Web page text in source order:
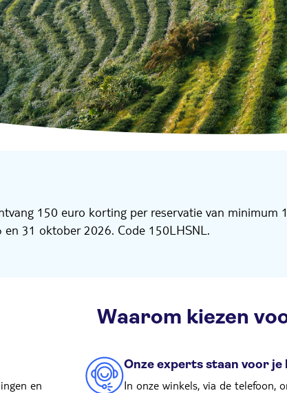
150 euro korting per reservatie van
31 oktober 2026. Code 150LHSNL.
Waarom kiezen
en
Onze experts staan voor je
In onze winkels, via de telefoon,